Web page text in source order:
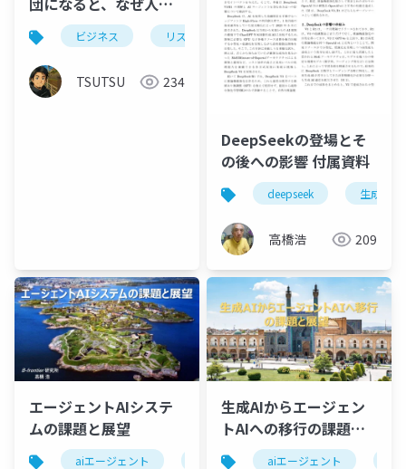
リスクを取るのか？
ビジネス リスキーシフト 集団心理
TSUTSU 234
DeepSeekの登場とそ
の後への影響 付属資料
deepseek 生成ai
高橋浩 209
エージェントAIシステ
ムの課題と展望
aiエージェント マルチエージェントシステム
生成AIからエージェン
トAIへの移行の課題と
展望
aiエージェント